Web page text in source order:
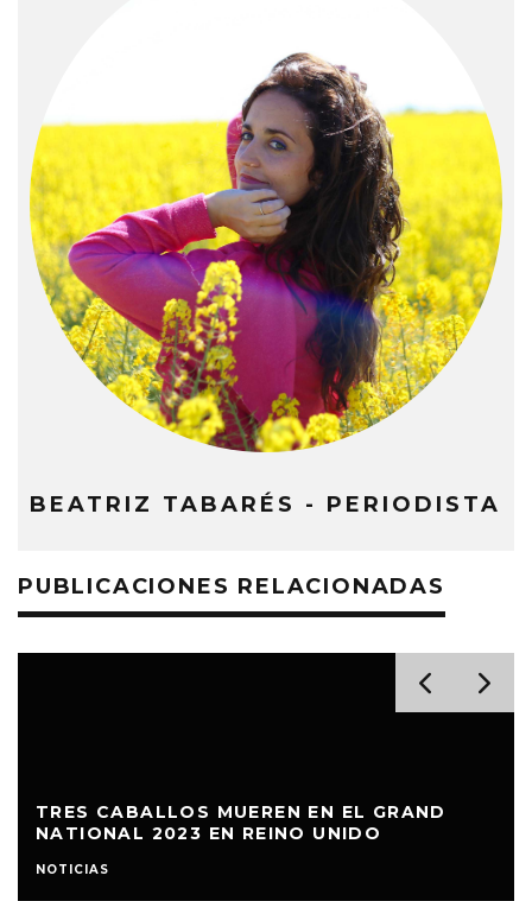
BEATRIZ TABARÉS - PERIODISTA
PUBLICACIONES RELACIONADAS
OCEANOGRÁFIC DE VALENCIA CONTRA EL
CAUTIVERIO ANIMAL
NOTICIAS